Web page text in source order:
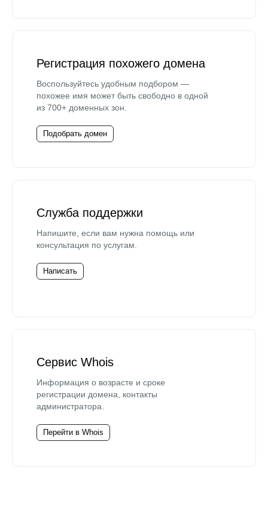
Регистрация похожего домена
Воспользуйтесь удобным подбором —
похожее имя может быть свободно в одной
из 700+ доменных зон.
Подобрать домен
Служба поддержки
Напишите, если вам нужна помощь или
консультация по услугам.
Написать
Сервис Whois
Информация о возрасте и сроке
регистрации домена, контакты
администратора.
Перейти в Whois